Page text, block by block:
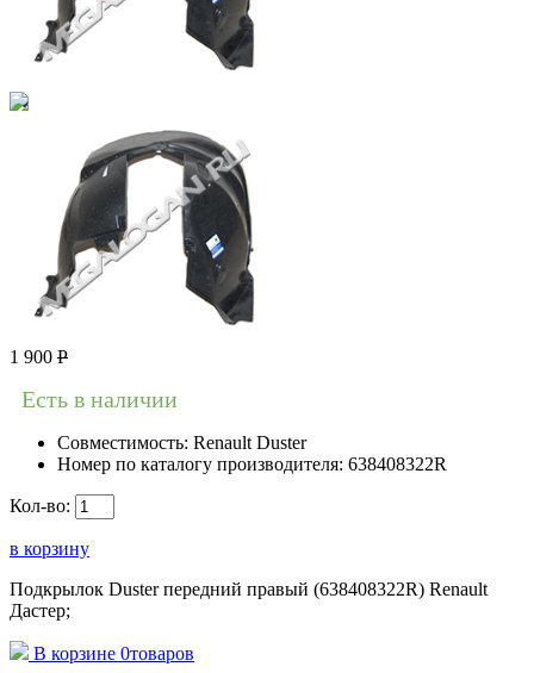
1 900 Р
Есть в наличии
Совместимость: Renault Duster
Номер по каталогу производителя: 638408322R
Кол-во:
в корзину
Подкрылок Duster передний правый (638408322R) Renault
Дастер;
В корзине 0товаров